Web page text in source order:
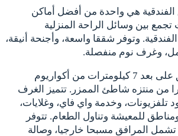
هي واحدة من أفضل أماكن
تجمع بين وسائل الراحة المنزلية
وتوفر شققا واسعة، وأجنحة أنيقة،
وغرف نوم منفصلة.
يقع هذا الفندق الأنيق على بعد 7 كيلومترات من أكواريوم
و12 كيلومترا من منتزه شاطئ الممزر. تتميز الغرف
تلفزيونات، وخدمة واي فاي، وغلايات،
للمعيشة وتناول الطعام. تتوفر
المرافق مسبحا خارجيا، وصالة